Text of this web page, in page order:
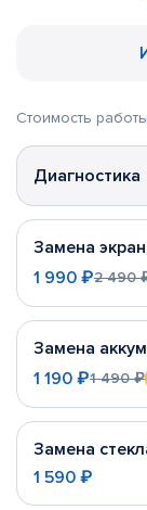
Стоимость
Диагностика
Замена
1 990 ₽2 490
Замена
1 190 ₽1 490 ₽
Замена
1 590 ₽